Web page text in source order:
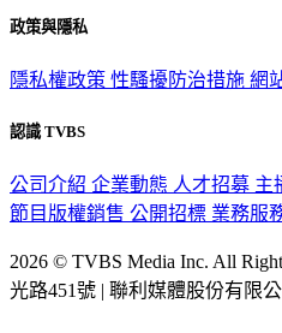
政策與隱私
隱私權政策 性騷擾防治措施 網
認識 TVBS
公司介紹 企業動態 人才招募 主
節目版權銷售 公開招標 業務服
2026 © TVBS Media Inc. All
光路451號 | 聯利媒體股份有限公